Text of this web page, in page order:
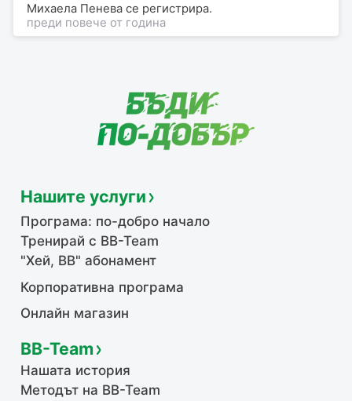
Михаела Пенева се регистрира.
преди повече от година
Нашите услуги
Програма: по-добро начало
Тренирай с BB-Team
"Хей, ВВ" абонамент
Корпоративна програма
Онлайн магазин
BB-Team
Нашата история
Методът на BB-Team